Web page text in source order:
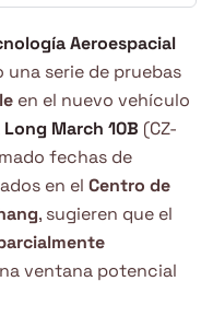
Aeroespacial
una serie de pruebas
en el nuevo vehículo
Long March 10B (CZ-
fechas de
en el Centro de
, sugieren que el
ventana potencial